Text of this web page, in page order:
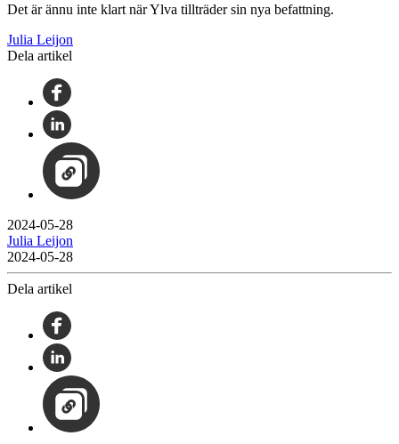
Det är ännu inte klart när Ylva tillträder sin nya befattning.
Julia Leijon
Dela artikel
2024-05-28
Julia Leijon
2024-05-28
Dela artikel